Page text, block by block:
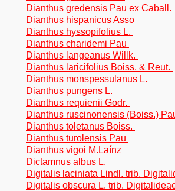
Dianthus gredensis Pau ex Caball.
Dianthus hispanicus Asso
Dianthus hyssopifolius L.
Dianthus charidemi Pau
Dianthus langeanus Willk.
Dianthus laricifolius Boiss. & Reut.
Dianthus monspessulanus L.
Dianthus pungens L.
Dianthus requienii Godr.
Dianthus ruscinonensis (Boiss.)
Dianthus toletanus Boiss.
Dianthus turolensis Pau
Dianthus vigoi M.Laínz
Dictamnus albus L.
Digitalis laciniata Lindl. trib.
Digitalis obscura L. trib.